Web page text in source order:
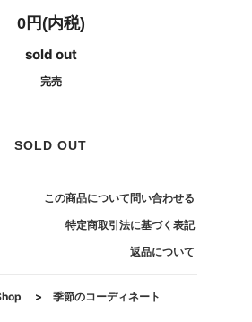
0円(内税)
sold out
完売
SOLD OUT
この商品について問い合わせる
特定商取引法に基づく表記
返品について
> 季節のコーディネート